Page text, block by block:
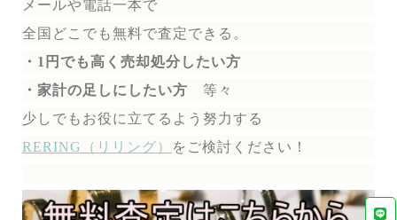
メールや電話一本で
全国どこでも無料で査定できる。
・1円でも高く売却処分したい方
・家計の足しにしたい方 等々
少しでもお役に立てるよう努力する
RERING（リリング）
を ご検討ください！